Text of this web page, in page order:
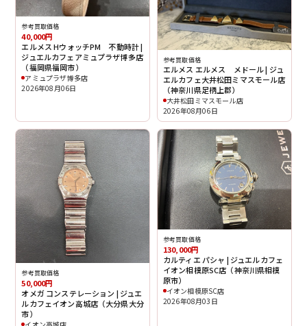
参考買取価格
40,000円
エルメス HウォッチPM 不動時計 |
ジュエルカフェアミュプラザ博多店
（福岡県福岡市）
アミュプラザ博多店
2026年08月06日
参考買取価格
エルメス エルメス メドール | ジュ
エルカフェ大井松田ミマスモール店
（神奈川県足柄上郡）
大井松田ミマスモール店
2026年08月06日
参考買取価格
50,000円
オメガ コンステレーション | ジュエ
ルカフェイオン高城店（大分県大分
市）
参考買取価格
130,000円
カルティエ パシャ | ジュエルカフェ
イオン相模原SC店（神奈川県相模
原市）
イオン相模原SC店
2026年08月03日